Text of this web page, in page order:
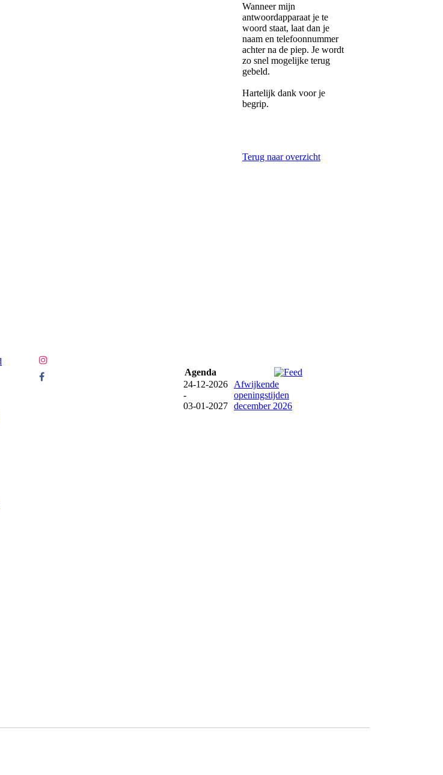
Wanneer mijn
antwoordapparaat je te
woord staat, laat dan je
naam en telefoonnummer
achter na de piep. Je wordt
zo snel mogelijke terug
gebeld.
Hartelijk dank voor je
begrip.
Terug naar overzicht
Agenda
24-12-2026
-
03-01-2027
Afwijkende
openingstijden
december 2026